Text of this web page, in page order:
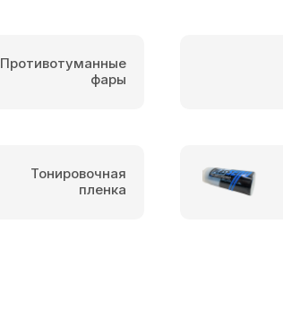
Тонировочная
пленка
Противотуманные
фары